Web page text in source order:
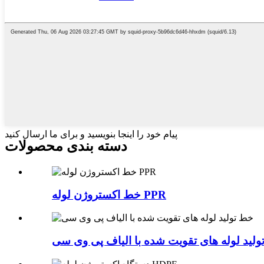
پیام خود را اینجا بنویسید و برای ما ارسال کنید
دسته بندی محصولات
خط اکستروژن لوله PPR
لوله های تقویت شده با الیاف پی وی سی